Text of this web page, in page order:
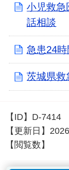
小児救急
話相談
急患24
茨城県救
【ID】 D-7414
【更新日】
【閲覧数】